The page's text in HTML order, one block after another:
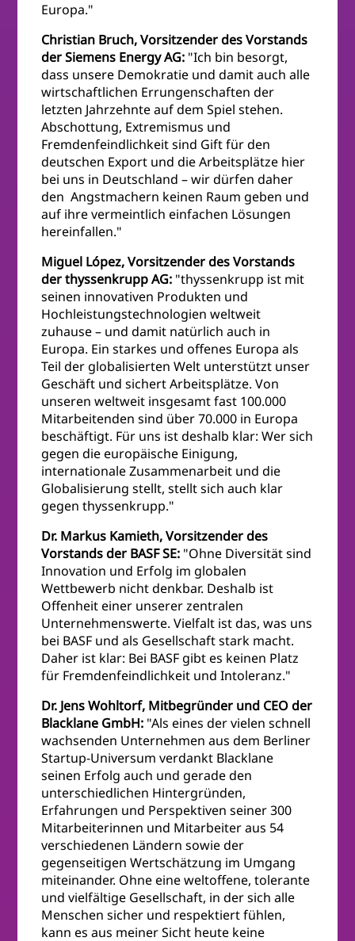
Europa."
Christian Bruch, Vorsitzender des Vorstands
der Siemens Energy AG: "Ich bin besorgt,
dass unsere Demokratie und damit auch alle
wirtschaftlichen Errungenschaften der
letzten Jahrzehnte auf dem Spiel stehen.
Abschottung, Extremismus und
Fremdenfeindlichkeit sind Gift für den
deutschen Export und die Arbeitsplätze hier
bei uns in Deutschland – wir dürfen daher
den Angstmachern keinen Raum geben und
auf ihre vermeintlich einfachen Lösungen
hereinfallen."
Miguel López, Vorsitzender des Vorstands
der thyssenkrupp AG: "thyssenkrupp ist mit
seinen innovativen Produkten und
Hochleistungstechnologien weltweit
zuhause – und damit natürlich auch in
Europa. Ein starkes und offenes Europa als
Teil der globalisierten Welt unterstützt unser
Geschäft und sichert Arbeitsplätze. Von
unseren weltweit insgesamt fast 100.000
Mitarbeitenden sind über 70.000 in Europa
beschäftigt. Für uns ist deshalb klar: Wer sich
gegen die europäische Einigung,
internationale Zusammenarbeit und die
Globalisierung stellt, stellt sich auch klar
gegen thyssenkrupp."
Dr. Markus Kamieth, Vorsitzender des
Vorstands der BASF SE: "Ohne Diversität sind
Innovation und Erfolg im globalen
Wettbewerb nicht denkbar. Deshalb ist
Offenheit einer unserer zentralen
Unternehmenswerte. Vielfalt ist das, was uns
bei BASF und als Gesellschaft stark macht.
Daher ist klar: Bei BASF gibt es keinen Platz
für Fremdenfeindlichkeit und Intoleranz."
Dr. Jens Wohltorf, Mitbegründer und CEO der
Blacklane GmbH: "Als eines der vielen schnell
wachsenden Unternehmen aus dem Berliner
Startup-Universum verdankt Blacklane
seinen Erfolg auch und gerade den
unterschiedlichen Hintergründen,
Erfahrungen und Perspektiven seiner 300
Mitarbeiterinnen und Mitarbeiter aus 54
verschiedenen Ländern sowie der
gegenseitigen Wertschätzung im Umgang
miteinander. Ohne eine weltoffene, tolerante
und vielfältige Gesellschaft, in der sich alle
Menschen sicher und respektiert fühlen,
kann es aus meiner Sicht heute keine